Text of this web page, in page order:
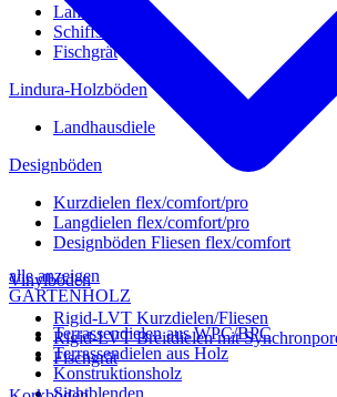
alle anzeigen
GARTENHOLZ
Terrassendielen aus WPC/BPC
Terrassendielen aus Holz
Konstruktionsholz
Sichtblenden
Landhausdiele
Schiffsboden
Fischgrät
Lindura-Holzböden
Landhausdiele
Designböden
Kurzdielen flex/comfort/pro
Langdielen flex/comfort/pro
Designböden Fliesen flex/comfort
Vinylböden
Rigid-LVT Kurzdielen/Fliesen
Rigid-LVT Breitdielen mit
Fischgrät